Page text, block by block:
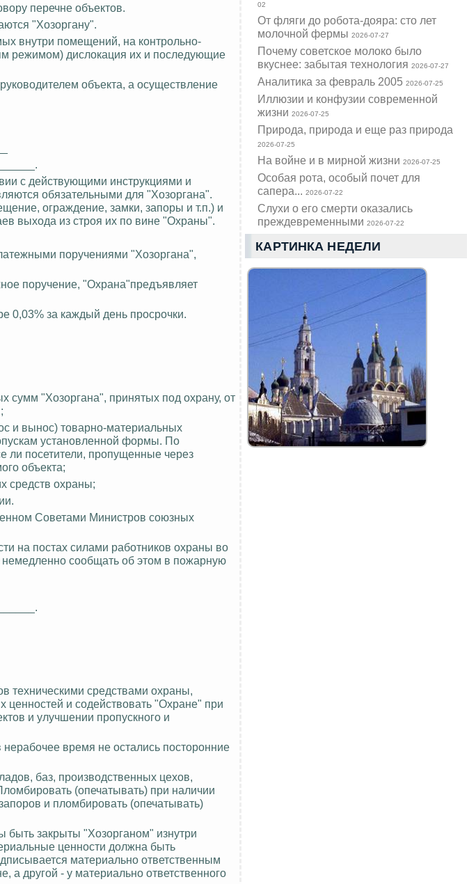
02
От фляги до робота-дояра: сто лет
молочной фермы2026-07-27
Почему советское молоко было
вкуснее: забытая технология2026-07-27
Аналитика за февраль 20052026-07-25
Иллюзии и конфузии современной
жизни2026-07-25
Природа, природа и еще раз природа
2026-07-25
На войне и в мирной жизни2026-07-25
Особая рота, особый почет для
сапера...2026-07-22
Слухи о его смерти оказались
преждевременными2026-07-22
КАРТИНКА НЕДЕЛИ
перечне объектов.
"Хозоргану".
внутри помещений, на контрольно-
режимом) дислокация их и последующие
объекта, а осуществление
с действующими инструкциями и
обязательными для "Хозоргана".
ограждение, замки, запоры и т.п.) и
выхода из строя их по вине "Охраны".
поручениями "Хозоргана",
поручение, "Охрана"предъявляет
0,03% за каждый день просрочки.
сумм "Хозоргана", принятых под охрану, от
и вынос) товарно-материальных
установленной формы. По
ли посетители, пропущенные через
объекта;
средств охраны;
Советами Министров союзных
на постах силами работников охраны во
сообщать об этом в пожарную
техническими средствами охраны,
ценностей и содействовать "Охране" при
и улучшении пропускного и
время не остались посторонние
баз, производственных цехов,
(опечатывать) при наличии
и пломбировать (опечатывать)
быть закрыты "Хозорганом" изнутри
ценности должна быть
материально ответственным
а другой - у материально ответственного